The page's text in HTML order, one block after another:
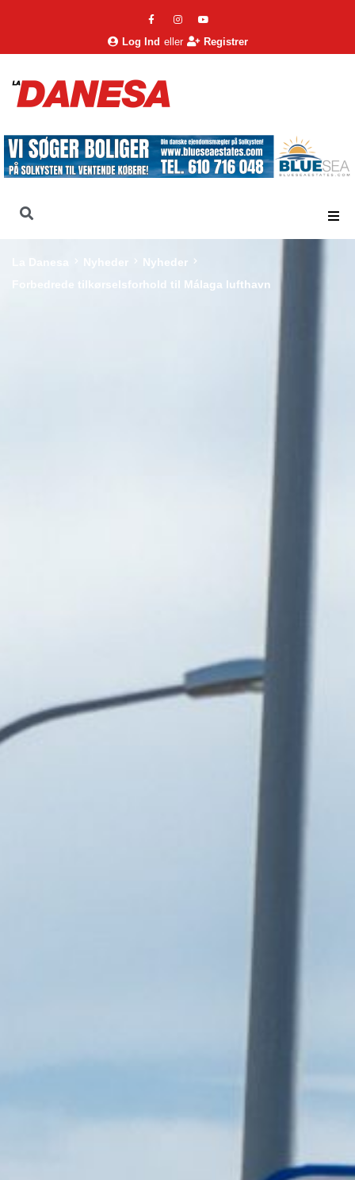
Log Ind eller Registrer
La Danesa Nyheder
Nyheder
Forbedrede tilkørselsforhold til Málaga lufthavn